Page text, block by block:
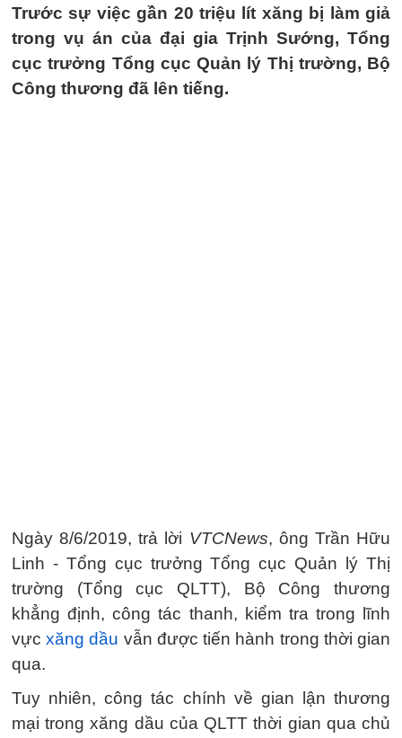
Trước sự việc gần 20 triệu lít xăng bị làm giả
trong vụ án của đại gia Trịnh Sướng, Tổng
cục trưởng Tổng cục Quản lý Thị trường, Bộ
Công thương đã lên tiếng.
Ngày 8/6/2019, trả lời VTCNews, ông Trần Hữu
Linh - Tổng cục trưởng Tổng cục Quản lý Thị
trường (Tổng cục QLTT), Bộ Công thương
khẳng định, công tác thanh, kiểm tra trong lĩnh
vựcxăng dầu vẫn được tiến hành trong thời gian
qua.
Tuy nhiên, công tác chính về gian lận thương
mại trong xăng dầu của QLTT thời gian qua chủ